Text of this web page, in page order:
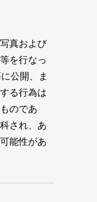
真および
を行なっ
公開、ま
る行為は
のであ
され、あ
能性があ